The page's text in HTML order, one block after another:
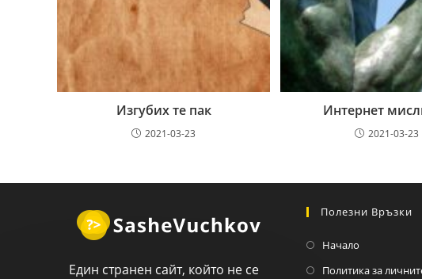
Изгубих те пак
2021-03-23
Интернет
2021-03-23
Един странен сайт, който не се
Полезни Връзки
Начало
Политика за